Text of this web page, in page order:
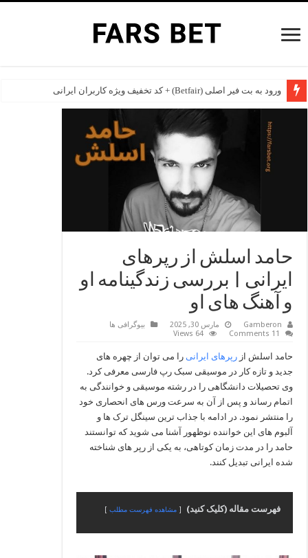
ورود به بت فیر اصلی (Betfair) + کد تخفیف ویژه کاربران ایرانی
حامد اسلش از رپرهای
ایرانی | بررسی زندگینامه او
و آهنگ های او
Gamberon مارس 30, 2025
بیوگرافی ها
11 Comments
64 Views
حامد اسلش ازرپرهای ایرانی را می توان از چهره های
جدید و تازه کار در موسیقی سبک رپ فارسی معرفی کرد.
وی تحصیلات دانشگاهی را در رشته موسیقی و خوانندگی به
اتمام رساند و پس از آن به سرعت ورس های انحصاری خود
را منتشر نمود. در ادامه با جذاب ترین سینگل ترک ها و
آلبوم های این خواننده نوظهور آشنا می شوید که توانستند
حامد را در مدت زمان کوتاهی، به یکی از رپر های شناخته
شده ایرانی تبدیل کنند.
فهرست مقاله (کلیک کنید) مشاهده فهرست مطلب